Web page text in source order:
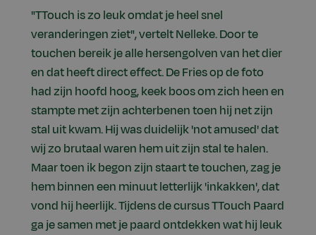
"TTouch is zo leuk omdat je heel snel
veranderingen ziet", vertelt Nelleke. Door te
touchen bereik je alle hersengolven van het dier
en dat heeft direct effect. De Fries op de foto
had zijn hoofd hoog, keek boos om zich heen en
stampte met zijn achterbenen toen hij net zijn
stal uit kwam. Hij was duidelijk 'not amused' dat
wij zo brutaal waren hem uit zijn stal te halen.
Maar toen ik begon zijn staart te touchen, zag je
hem binnen een minuut letterlijk 'inkakken', dat
vond hij heerlijk. Tijdens de cursus TTouch Paard
ga je samen met je paard ontdekken wat hij leuk